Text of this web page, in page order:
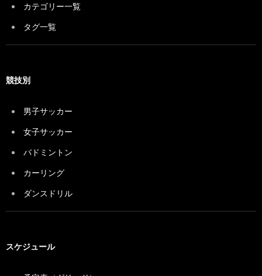
カテゴリー一覧
タグ一覧
競技別
男子サッカー
女子サッカー
バドミントン
カーリング
ダンスドリル
スケジュール